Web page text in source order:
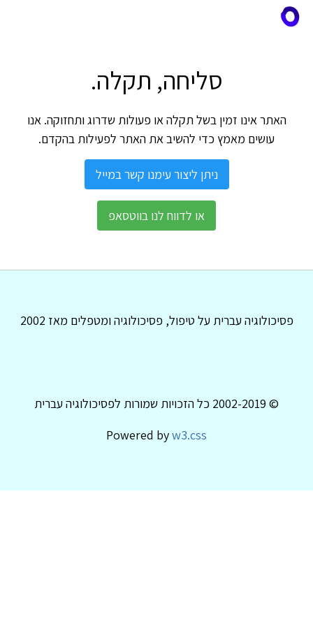
סליחה, תקלה.
האתר אינו זמין בשל תקלה או פעולות שדרוג ותחזוקה. אנו
עושים מאמץ כדי להשיב את האתר לפעילות בהקדם.
ניתן ליצור עימנו קשר במייל
או לדווח לנו בווטסאפ
פסיכולוגיה עברית על טיפול, פסיכולוגיה ומטפלים מאז 2002
© 2002-2019 כל הזכויות שמורות לפסיכולוגיה עברית
Powered byw3.css